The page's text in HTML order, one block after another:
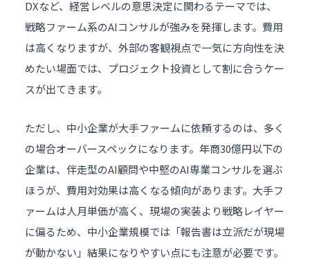
DXなど、経営レベルの意思決定に関わるテーマでは、
戦略ファーム系のAIコンサルが強みを発揮します。費用
は高くなりますが、外部の客観視点で一気に方向性を決
めたい場面では、プロジェクト投資として割に合うケー
スが出てきます。
ただし、中小企業が大手ファームに依頼するのは、多く
の場合オーバースペックになります。年商30億円以下の
企業は、伴走型のAI顧問や中堅のAI専業コンサルを選ぶ
ほうが、費用対効果は高くなる傾向があります。大手フ
ァームは人月単価が高く、現場の実装より戦略レイヤー
に偏るため、中小企業規模では「報告書は立派だが現場
が動かない」結果になりやすい点にも注意が必要です。